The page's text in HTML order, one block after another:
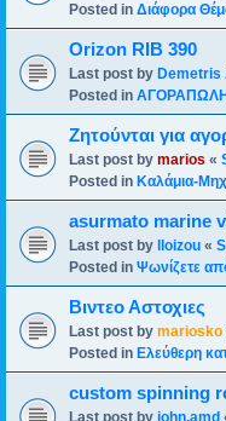
Posted in Διάφορα
Orizon RIB 390
Last post by Demetris
Posted in
Ζητούνται για
Last post by marios «
Posted in Καλάμια-
asurmato marine
Last post by lloizou «
Posted in Ψωνίζετε
Βιντεο Αστοχιες
Last post by mariosko
Posted in Ελεύθερη
custom spinning
Last post by john.amd